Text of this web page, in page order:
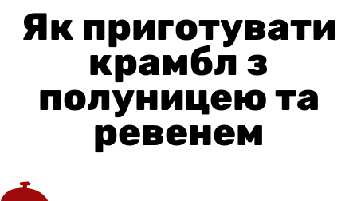
Як приготувати
крамбл з
полуницею та
ревенем